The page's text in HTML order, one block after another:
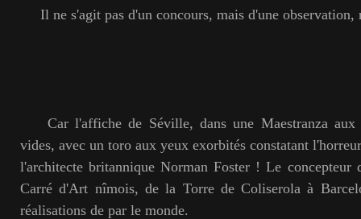
Il ne s'agit pas d'un concours, mais d'une observation,
Car l'affiche de Séville, dans une Maestranza aux
vides, avec un toro aux yeux exorbités constatant
l'architecte britannique Norman Foster ! Le
Carré d'Art nîmois, de la Torre de Coliserola à
réalisations de par le monde.